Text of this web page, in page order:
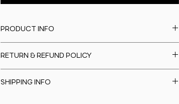
PRODUCT INFO
information about your product such as sizing,
material, care and cleaning instructions. This is also a
great space to write what makes this product
RETURN & REFUND POLICY
to let your customers know what to do in case they
SHIPPING INFO